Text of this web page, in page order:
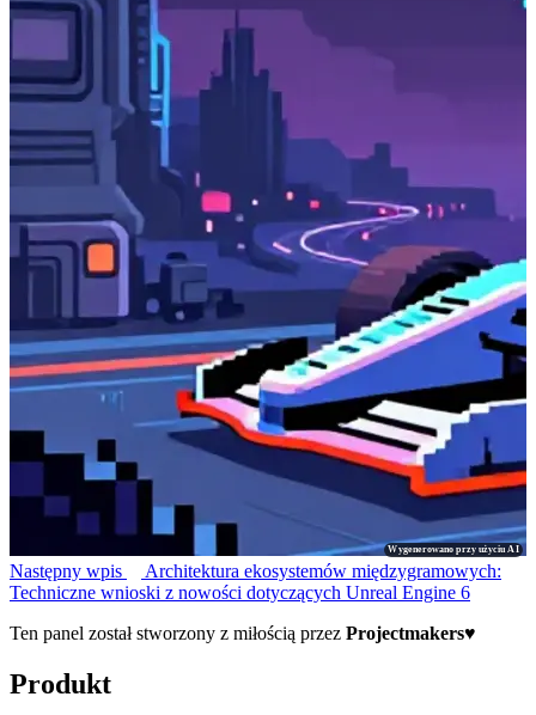
Wygenerowano przy użyciu AI
Następny wpis
Architektura ekosystemów międzygramowych:
Techniczne wnioski z nowości dotyczących Unreal Engine 6
Ten panel został stworzony z miłością przez Projectmakers♥
Produkt